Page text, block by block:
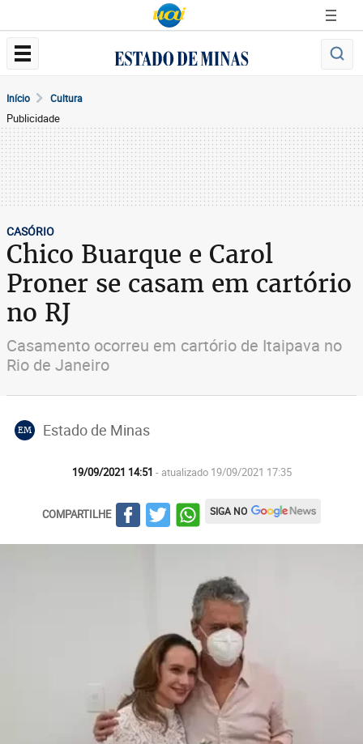
Início Cultura
Publicidade
CASÓRIO
Chico Buarque e Carol
Proner se casam em cartório
no RJ
Casamento ocorreu em cartório de Itaipava no
Rio de Janeiro
EM Estado de Minas
19/09/2021 14:51 - atualizado 19/09/2021 17:35
COMPARTILHE SIGA NO